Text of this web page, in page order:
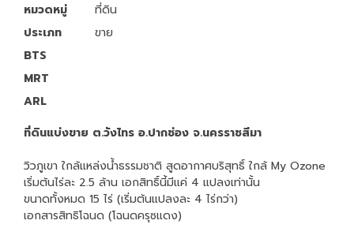
หมวดหมู่
ที่ดิน
ประเภท
ขาย
BTS
MRT
ARL
ที่ดินแบ่งขาย ต.วังไทร อ.ปากช่อง จ.นครราชสีมา
วิวภูเขา ใกล้แหล่งน้ำธรรมชาติ สูดอากาศบริสุทธิ์ ใกล้ My Ozone
เริ่มต้นไร่ละ 2.5 ล้าน เอกสิทธิ์นี้มีแค่ 4 แปลงเท่านั้น
ขนาดทั้งหมด 15 ไร่ (เริ่มต้นแปลงละ 4 ไร่กว่า)
เอกสารสิทธิโฉนด (โฉนดครุซแดง)